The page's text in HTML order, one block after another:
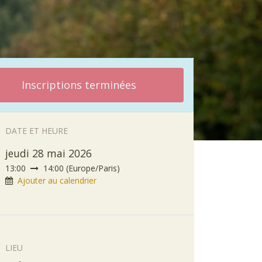
Inscriptions terminées
DATE ET HEURE
jeudi 28 mai 2026
13:00 14:00 (Europe/Paris)
Ajouter au calendrier
LIEU